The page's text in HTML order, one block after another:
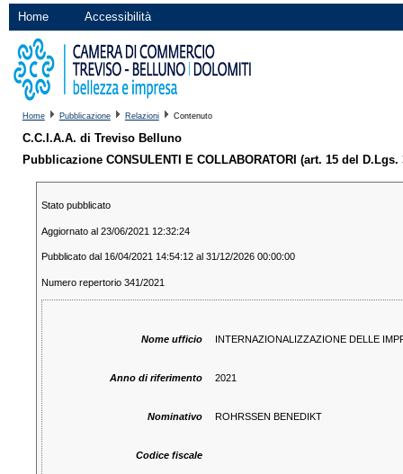
Home Accessibilità
Home Pubblicazione Relazioni Contenuto
C.C.I.A.A. di Treviso Belluno
Pubblicazione CONSULENTI E COLLABORATORI (art. 15 del D.Lgs.
Stato pubblicato
Aggiornato al 23/06/2021 12:32:24
Pubblicato dal 16/04/2021 14:54:12 al 31/12/2026 00:00:00
Numero repertorio 341/2021
Nome ufficio INTERNAZIONALIZZAZIONE DELLE
Anno di riferimento 2021
Nominativo ROHRSSEN BENEDIKT
Codice fiscale